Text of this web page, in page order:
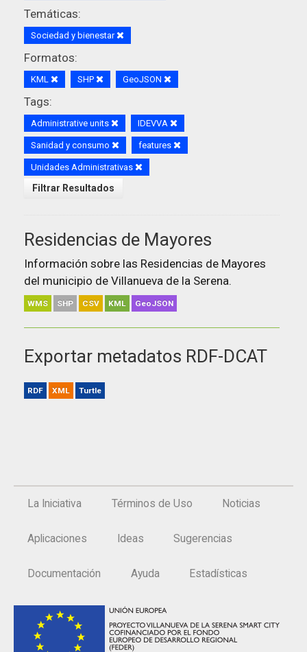
Temáticas:
Sociedad y bienestar
Formatos:
KML SHP GeoJSON
Tags:
Administrative units IDEVVA
Sanidad y consumo features
Unidades Administrativas
Filtrar Resultados
Residencias de Mayores
Información sobre las Residencias de Mayores
del municipio de Villanueva de la Serena.
WMS SHP CSV KML GeoJSON
Exportar metadatos RDF-DCAT
RDF XML Turtle
La Iniciativa Términos de Uso Noticias
Aplicaciones Ideas Sugerencias
Documentación Ayuda Estadísticas